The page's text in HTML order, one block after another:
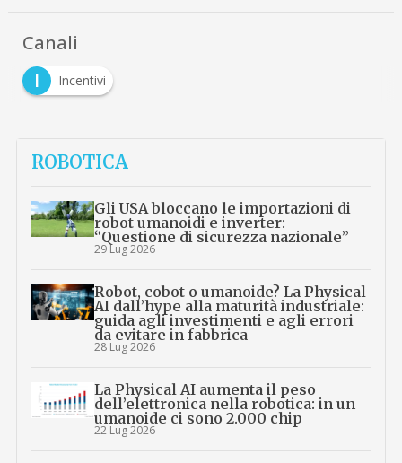
Canali
I
Incentivi
ROBOTICA
Gli USA bloccano le importazioni di
robot umanoidi e inverter:
“Questione di sicurezza nazionale”
29 Lug 2026
Robot, cobot o umanoide? La Physical
AI dall’hype alla maturità industriale:
guida agli investimenti e agli errori
da evitare in fabbrica
28 Lug 2026
La Physical AI aumenta il peso
dell’elettronica nella robotica: in un
umanoide ci sono 2.000 chip
22 Lug 2026